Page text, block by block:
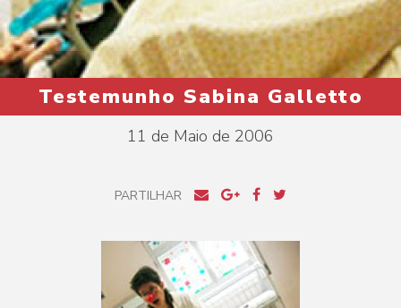
Testemunho Sabina Galletto
11 de Maio de 2006
PARTILHAR